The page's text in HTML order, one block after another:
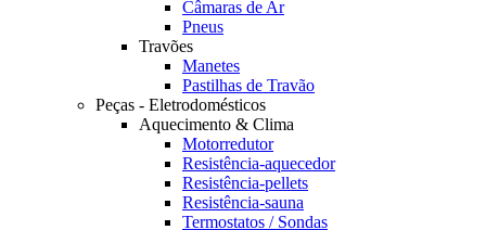
Câmaras de Ar
Pneus
Travões
Manetes
Pastilhas de Travão
Peças - Eletrodomésticos
Aquecimento & Clima
Motorredutor
Resistência-aquecedor
Resistência-pellets
Resistência-sauna
Termostatos / Sondas